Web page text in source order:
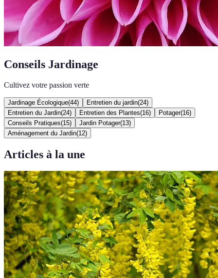
Conseils Jardinage
Cultivez votre passion verte
Jardinage Écologique(44) Entretien du jardin(24)
Entretien du Jardin(24) Entretien des Plantes(16) Potager(16)
Conseils Pratiques(15) Jardin Potager(13)
Aménagement du Jardin(12)
Articles à la une